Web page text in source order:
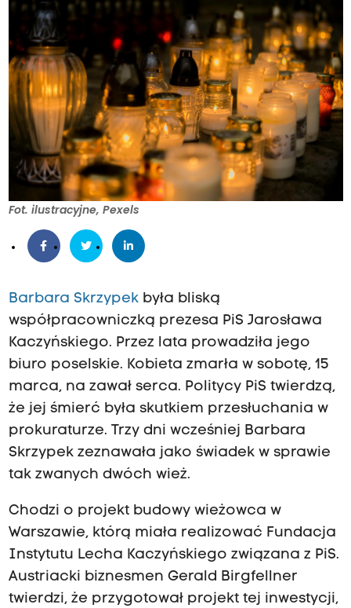
Fot. ilustracyjne, Pexels
Barbara Skrzypek była bliską
współpracowniczką prezesa PiS Jarosława
Kaczyńskiego. Przez lata prowadziła jego
biuro poselskie. Kobieta zmarła w sobotę, 15
marca, na zawał serca. Politycy PiS twierdzą,
że jej śmierć była skutkiem przesłuchania w
prokuraturze. Trzy dni wcześniej Barbara
Skrzypek zeznawała jako świadek w sprawie
tak zwanych dwóch wież.
Chodzi o projekt budowy wieżowca w
Warszawie, którą miała realizować Fundacja
Instytutu Lecha Kaczyńskiego związana z PiS.
Austriacki biznesmen Gerald Birgfellner
twierdzi, że przygotował projekt tej inwestycji,